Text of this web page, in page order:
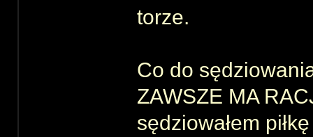
torze.
Co do
ZAWSZE MA
sędziowałem